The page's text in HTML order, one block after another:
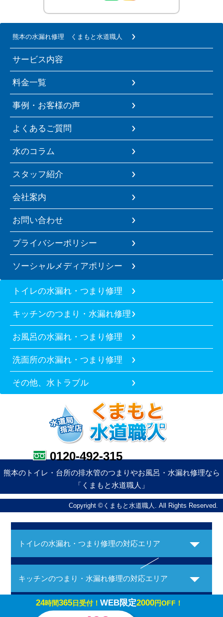
熊本の水漏れ修理 くまもと水道職人
サービス内容
料金一覧
事例・お客様の声
よくあるご質問
水のコラム
スタッフ紹介
会社案内
お問い合わせ
プライバシーポリシー
ソーシャルメディアポリシー
トイレの水漏れ・つまり修理
キッチンのつまり・水漏れ修理
お風呂の水漏れ・つまり修理
洗面所の水漏れ・つまり修理
その他、水トラブル
0120-492-315
熊本のトイレ・台所の排水管のつまりやお風呂・水漏れ修理なら
「くまもと水道職人」
Copyright ©くまもと水道職人. All Rights Reserved.
トイレの水漏れ・つまり修理の対応エリア
キッチンのつまり・水漏れ修理の対応エリア
お風呂の水漏れ・つまり修理の対応エリア
24時間365日受付！ WEB限定2000円OFF！